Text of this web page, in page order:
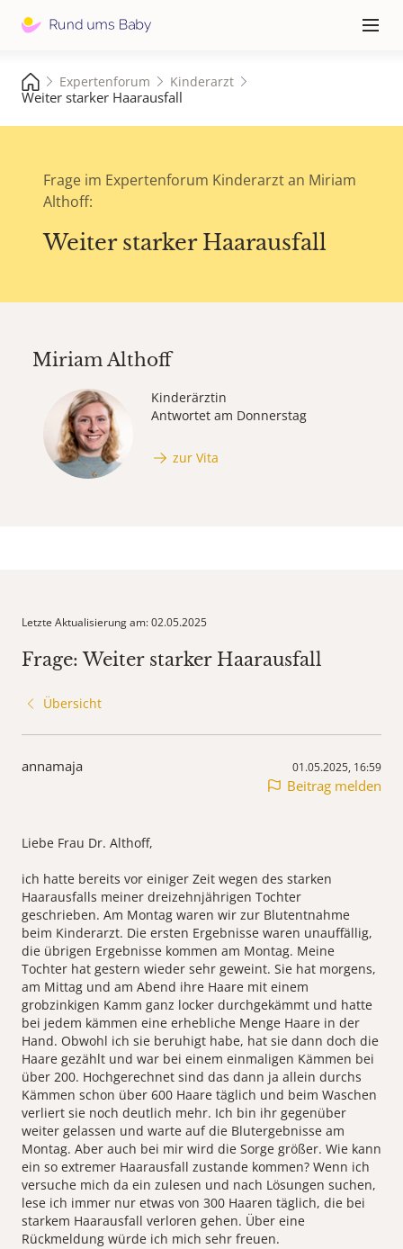
≡
Expertenforum Kinderarzt
Weiter starker Haarausfall
Frage im Expertenforum Kinderarzt an Miriam
Althoff:
Weiter starker Haarausfall
Miriam Althoff
Kinderärztin
Antwortet am Donnerstag
zur Vita
Letzte Aktualisierung am: 02.05.2025
Frage: Weiter starker Haarausfall
Übersicht
annamaja 01.05.2025, 16:59
Beitrag melden
Liebe Frau Dr. Althoff,
ich hatte bereits vor einiger Zeit wegen des starken
Haarausfalls meiner dreizehnjährigen Tochter
geschrieben. Am Montag waren wir zur Blutentnahme
beim Kinderarzt. Die ersten Ergebnisse waren unauffällig,
die übrigen Ergebnisse kommen am Montag. Meine
Tochter hat gestern wieder sehr geweint. Sie hat morgens,
am Mittag und am Abend ihre Haare mit einem
grobzinkigen Kamm ganz locker durchgekämmt und hatte
bei jedem kämmen eine erhebliche Menge Haare in der
Hand. Obwohl ich sie beruhigt habe, hat sie dann doch die
Haare gezählt und war bei einem einmaligen Kämmen bei
über 200. Hochgerechnet sind das dann ja allein durchs
Kämmen schon über 600 Haare täglich und beim Waschen
verliert sie noch deutlich mehr. Ich bin ihr gegenüber
weiter gelassen und warte auf die Blutergebnisse am
Montag. Aber auch bei mir wird die Sorge größer. Wie kann
ein so extremer Haarausfall zustande kommen? Wenn ich
versuche mich da ein zulesen und nach Lösungen suchen,
lese ich immer nur etwas von 300 Haaren täglich, die bei
starkem Haarausfall verloren gehen. Über eine
Rückmeldung würde ich mich sehr freuen.